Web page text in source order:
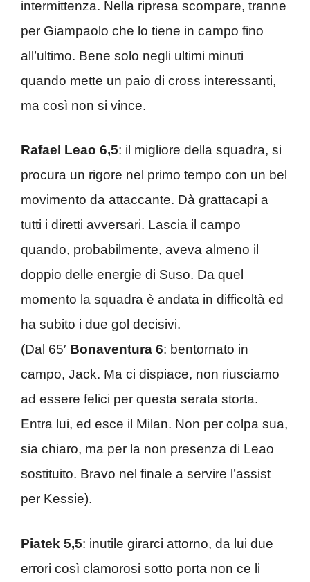
intermittenza. Nella ripresa scompare, tranne
per Giampaolo che lo tiene in campo fino
all’ultimo. Bene solo negli ultimi minuti
quando mette un paio di cross interessanti,
ma così non si vince.
Rafael Leao 6,5: il migliore della squadra, si
procura un rigore nel primo tempo con un bel
movimento da attaccante. Dà grattacapi a
tutti i diretti avversari. Lascia il campo
quando, probabilmente, aveva almeno il
doppio delle energie di Suso. Da quel
momento la squadra è andata in difficoltà ed
ha subito i due gol decisivi.
(Dal 65′ Bonaventura 6: bentornato in
campo, Jack. Ma ci dispiace, non riusciamo
ad essere felici per questa serata storta.
Entra lui, ed esce il Milan. Non per colpa sua,
sia chiaro, ma per la non presenza di Leao
sostituito. Bravo nel finale a servire l’assist
per Kessie).
Piatek 5,5: inutile girarci attorno, da lui due
errori così clamorosi sotto porta non ce li